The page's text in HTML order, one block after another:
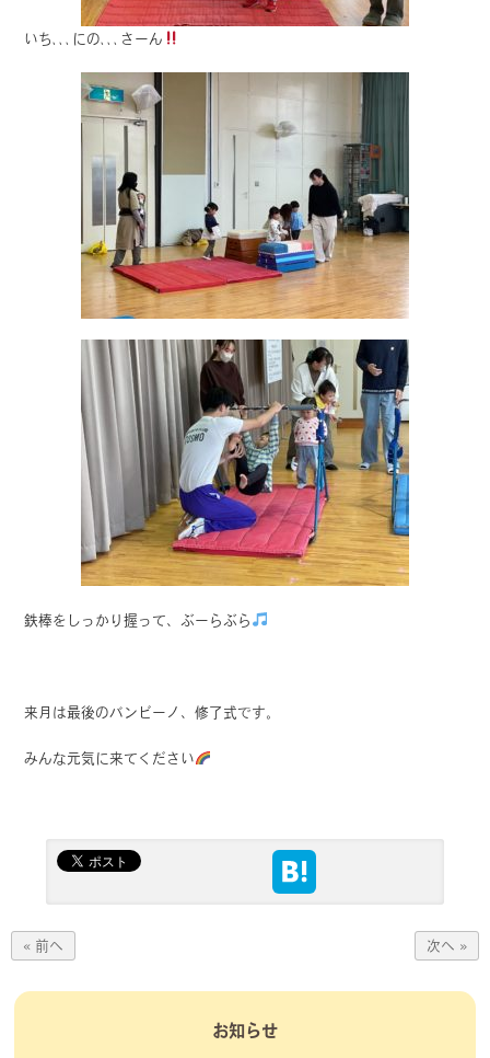
いち､､､にの､､､さーん
鉄棒をしっかり握って、ぶーらぶら
来月は最後のバンビーノ、修了式です。
みんな元気に来てください
« 前へ 次へ »
お知らせ